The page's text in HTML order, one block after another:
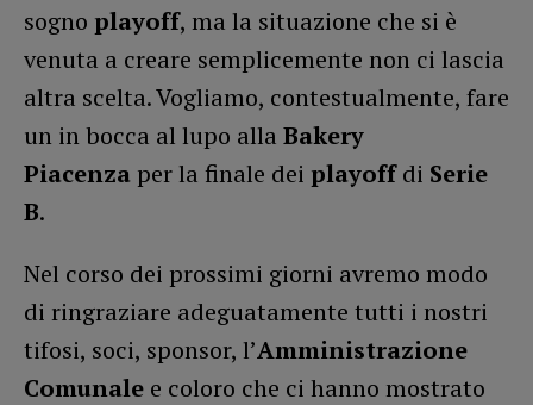
sogno playoff, ma la situazione che si è
venuta a creare semplicemente non ci lascia
altra scelta. Vogliamo, contestualmente, fare
un in bocca al lupo alla Bakery
Piacenza per la finale dei playoffdi Serie
B.
Nel corso dei prossimi giorni avremo modo
di ringraziare adeguatamente tutti i nostri
tifosi, soci, sponsor, l’Amministrazione
Comunale e coloro che ci hanno mostrato